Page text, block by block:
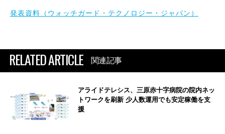
発表資料（ウォッチガード・テクノロジー・ジャパン）
RELATED ARTICLE 関連記事
アライドテレシス、三原赤十字病院の院内ネッ
トワークを刷新 少人数運用でも安定稼働を支
援